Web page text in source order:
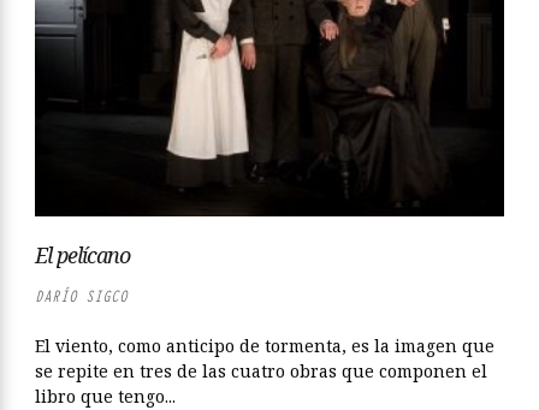
El pelícano
DARÍO SIGCO
El viento, como anticipo de tormenta, es la imagen que
se repite en tres de las cuatro obras que componen el
libro que tengo...